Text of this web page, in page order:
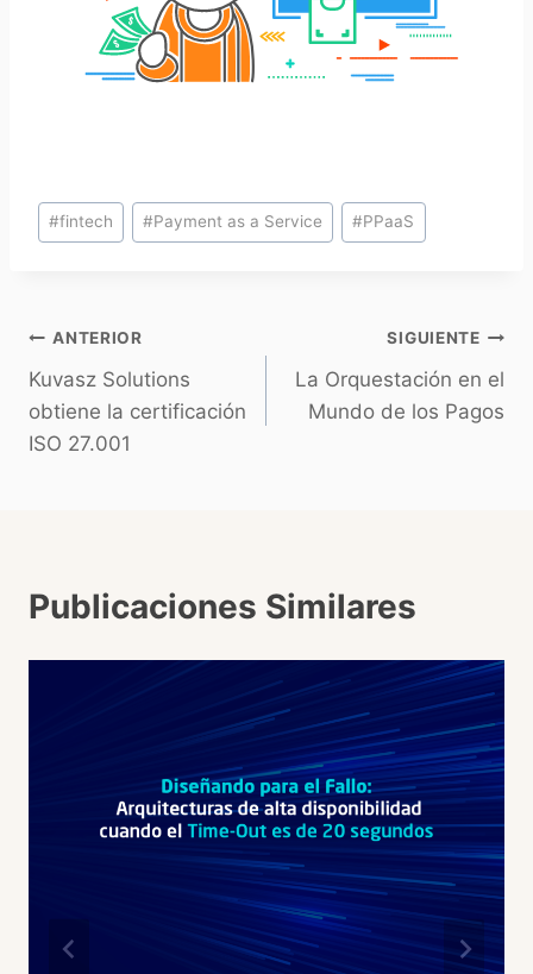
#fintech #Payment as a Service #PPaaS
ANTERIOR
Kuvasz Solutions
obtiene la certificación
ISO 27.001
SIGUIENTE
La Orquestación en el
Mundo de los Pagos
Publicaciones Similares